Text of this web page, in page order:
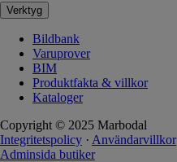
Verktyg
Bildbank
Varuprover
BIM
Produktfakta & villkor
Kataloger
Copyright © 2025 Marbodal
Integritetspolicy · Användarvillkor
Adminsida butiker